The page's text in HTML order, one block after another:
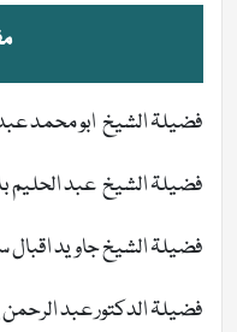
فضیلۃ الشیخ ابو محمد
فضیلۃ الشیخ عبد الحلیم
فضیلۃ الشیخ جاوید اقبال
فضیلۃ الدکتور عبد